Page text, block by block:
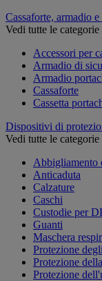
Cassaforte, armadio
Vedi tutte le categorie
Accessori per
Armadio di
Armadio
Cassaforte
Cassetta
Dispositivi di
Vedi tutte le categorie
Abbigliamento
Anticaduta
Calzature
Caschi
Custodie per
Guanti
Maschera
Protezione
Protezione
Protezione